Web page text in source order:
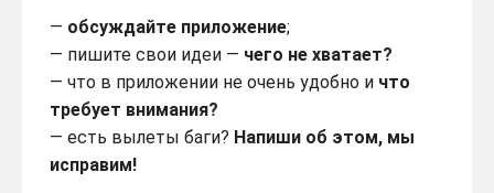
— обсуждайте приложение;
— пишите свои идеи — чего не хватает?
— что в приложении не очень удобно и что
требует внимания?
— есть вылеты баги? Напиши об этом, мы
исправим!